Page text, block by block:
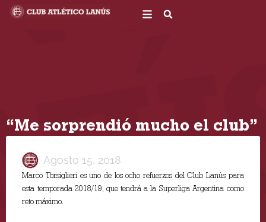
“Me sorprendió mucho el club”
Agosto 15, 2018
Marco Torsiglieri es uno de los ocho refuerzos del Club Lanús para
esta temporada 2018/19, que tendrá a la Superliga Argentina como
reto máximo.